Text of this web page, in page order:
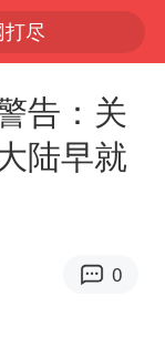
尽
告：关
陆早就
0